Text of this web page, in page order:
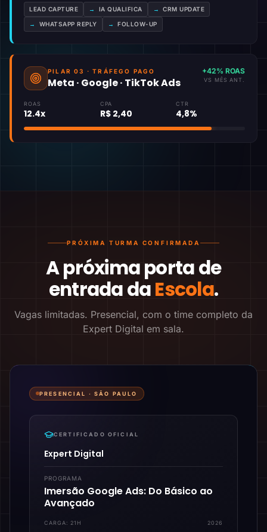
LEAD CAPTURE → IA QUALIFICA → CRM UPDATE
→ WHATSAPP REPLY → FOLLOW-UP
PILAR 03 · TRÁFEGO PAGO
Meta · Google · TikTok Ads
+42% ROAS
VS MÊS ANT.
ROAS
12.4x
CPA
R$ 2,40
CTR
4,8%
PRÓXIMA TURMA CONFIRMADA
A próxima porta de
entrada daEscola.
Vagas limitadas. Presencial, com o time completo da
Expert Digital em sala.
PRESENCIAL ·SÃO PAULO
CERTIFICADO OFICIAL
Expert Digital
PROGRAMA
Imersão Google Ads: Do Básico ao
Avançado
CARGA: 21H 2026